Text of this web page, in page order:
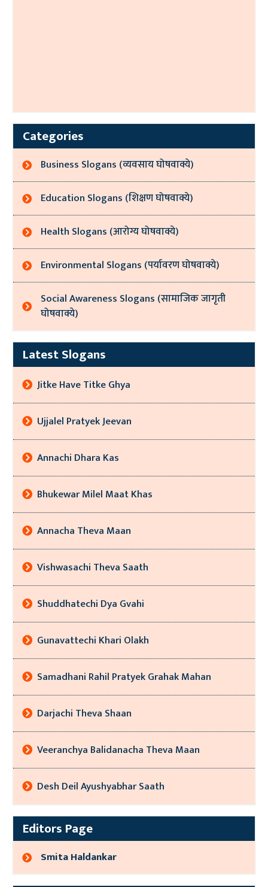
Categories
Business Slogans (व्यवसाय घोषवाक्ये)
Education Slogans (शिक्षण घोषवाक्ये)
Health Slogans (आरोग्य घोषवाक्ये)
Environmental Slogans (पर्यावरण घोषवाक्ये)
Social Awareness Slogans (सामाजिक जागृती
घोषवाक्ये)
Latest Slogans
Jitke Have Titke Ghya
Ujjalel Pratyek Jeevan
Annachi Dhara Kas
Bhukewar Milel Maat Khas
Annacha Theva Maan
Vishwasachi Theva Saath
Shuddhatechi Dya Gvahi
Gunavattechi Khari Olakh
Samadhani Rahil Pratyek Grahak Mahan
Darjachi Theva Shaan
Veeranchya Balidanacha Theva Maan
Desh Deil Ayushyabhar Saath
Editors Page
Smita Haldankar